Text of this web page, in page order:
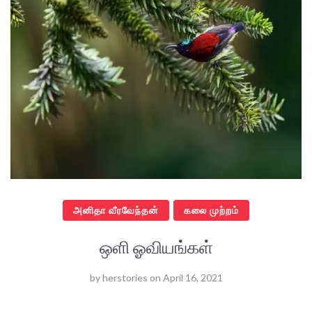
அனிதா வீரவேந்தன் கலை முற்றம்
ஒளி ஓவியங்கள்
byherstories on April 16, 2021